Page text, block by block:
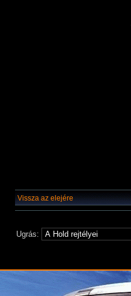
Vissza az elejére
Ugrás: